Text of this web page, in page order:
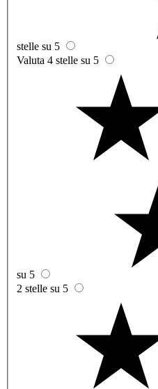
stelle su 5
Valuta 4 stelle su 5
su 5
2 stelle su 5